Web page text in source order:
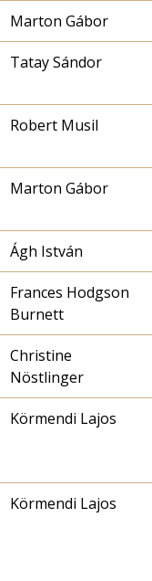
Marton Gábor
Tatay Sándor
Robert Musil
Marton Gábor
Ágh István
Frances Hodgson
Burnett
Christine
Nöstlinger
Körmendi Lajos
Körmendi Lajos